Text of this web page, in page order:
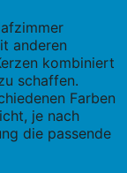
anderen
kombiniert
schaffen.
Farben
je nach
die passende